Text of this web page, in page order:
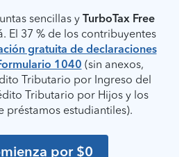
sencillas y TurboTax Free
El 37 % de los contribuyentes
gratuita de declaraciones
1040 (sin anexos,
Tributario por Ingreso del
Tributario por Hijos y los
préstamos estudiantiles).
por $0